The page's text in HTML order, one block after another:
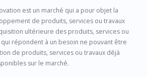
est un marché qui a pour objet la
de produits, services ou travaux
ultérieure des produits, services ou
répondent à un besoin ne pouvant être
de produits, services ou travaux déjà
sur le marché.